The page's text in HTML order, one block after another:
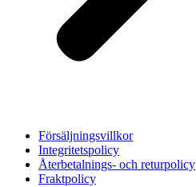
Försäljningsvillkor
Integritetspolicy
Återbetalnings- och returpolicy
Fraktpolicy